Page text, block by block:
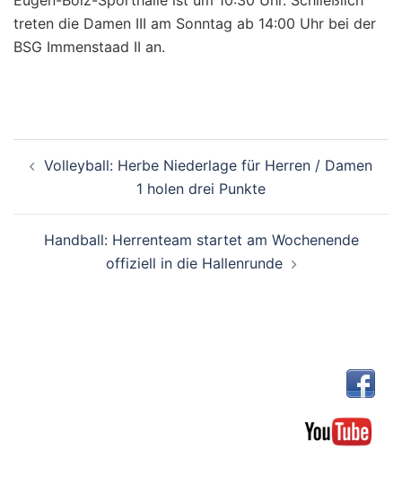
treten die Damen III am Sonntag ab 14:00 Uhr bei der
BSG Immenstaad II an.
Volleyball: Herbe Niederlage für Herren / Damen
1 holen drei Punkte
Handball: Herrenteam startet am Wochenende
offiziell in die Hallenrunde